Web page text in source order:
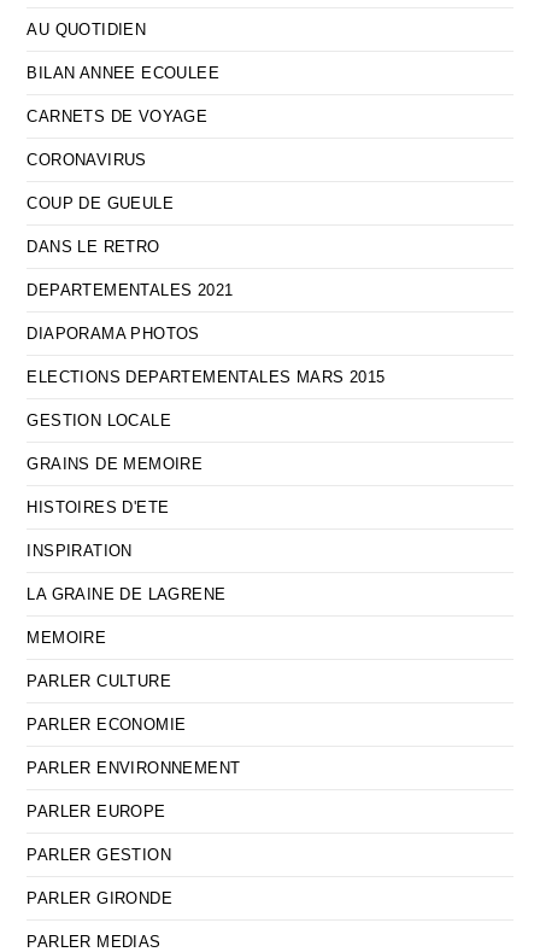
AU QUOTIDIEN
BILAN ANNEE ECOULEE
CARNETS DE VOYAGE
CORONAVIRUS
COUP DE GUEULE
DANS LE RETRO
DEPARTEMENTALES 2021
DIAPORAMA PHOTOS
ELECTIONS DEPARTEMENTALES MARS 2015
GESTION LOCALE
GRAINS DE MEMOIRE
HISTOIRES D'ETE
INSPIRATION
LA GRAINE DE LAGRENE
MEMOIRE
PARLER CULTURE
PARLER ECONOMIE
PARLER ENVIRONNEMENT
PARLER EUROPE
PARLER GESTION
PARLER GIRONDE
PARLER MEDIAS